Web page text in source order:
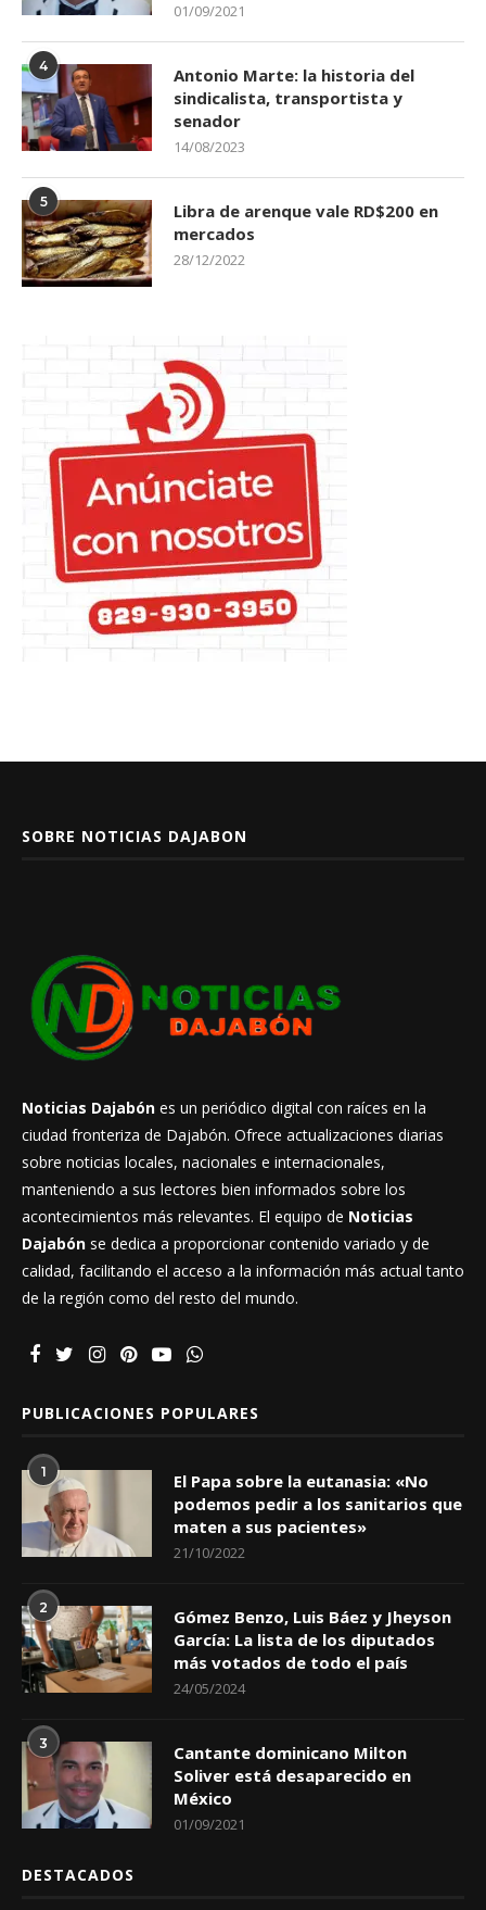
01/09/2021
4
Antonio Marte: la historia del
sindicalista, transportista y
senador
14/08/2023
5
Libra de arenque vale RD$200 en
mercados
28/12/2022
SOBRE NOTICIAS DAJABON
Noticias Dajabón es un periódico digital con raíces en la
ciudad fronteriza de Dajabón. Ofrece actualizaciones diarias
sobre noticias locales, nacionales e internacionales,
manteniendo a sus lectores bien informados sobre los
acontecimientos más relevantes. El equipo de Noticias
Dajabón se dedica a proporcionar contenido variado y de
calidad, facilitando el acceso a la información más actual tanto
de la región como del resto del mundo.
PUBLICACIONES POPULARES
1
El Papa sobre la eutanasia: «No
podemos pedir a los sanitarios que
maten a sus pacientes»
21/10/2022
2
Gómez Benzo, Luis Báez y Jheyson
García: La lista de los diputados
más votados de todo el país
24/05/2024
3
Cantante dominicano Milton
Soliver está desaparecido en
México
01/09/2021
DESTACADOS